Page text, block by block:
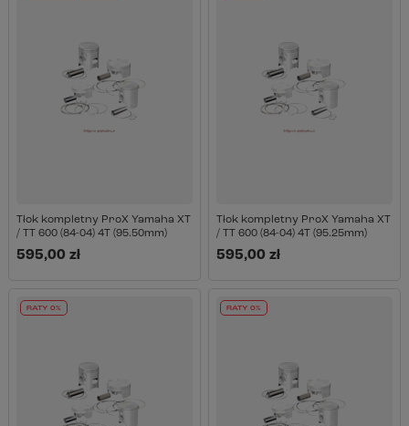
Tłok kompletny ProX Yamaha XT
/ TT 600 (84-04) 4T (95.50mm)
595,00 zł
Tłok kompletny ProX Yamaha XT
/ TT 600 (84-04) 4T (95.25mm)
595,00 zł
RATY 0% RATY 0%